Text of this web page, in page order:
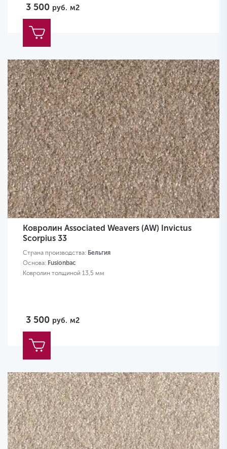
3 500 руб. м2
Ковролин Associated Weavers (AW) Invictus
Scorpius 33
Страна производства: Бельгия
Основа: Fusionbac
Ковролин толщиной 13,5 мм
3 500 руб. м2